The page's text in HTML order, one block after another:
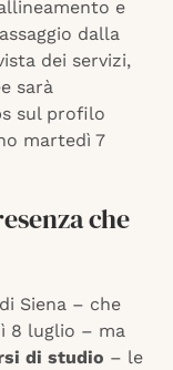
e
dalla
dei servizi,
sarà
sul profilo
martedì 7
che
Siena – che
8 luglio – ma
di studio – le